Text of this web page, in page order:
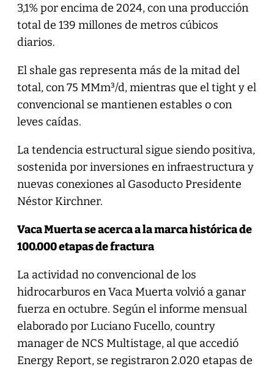
3,1% por encima de 2024, con una producción
total de 139 millones de metros cúbicos
diarios.
El shale gas representa más de la mitad del
total, con 75 MMm³/d, mientras que el tight y el
convencional se mantienen estables o con
leves caídas.
La tendencia estructural sigue siendo positiva,
sostenida por inversiones en infraestructura y
nuevas conexiones al Gasoducto Presidente
Néstor Kirchner.
Vaca Muerta se acerca a la marca histórica de
100.000 etapas de fractura
La actividad no convencional de los
hidrocarburos en Vaca Muerta volvió a ganar
fuerza en octubre. Según el informe mensual
elaborado por Luciano Fucello, country
manager de NCS Multistage, al que accedió
Energy Report, se registraron 2.020 etapas de